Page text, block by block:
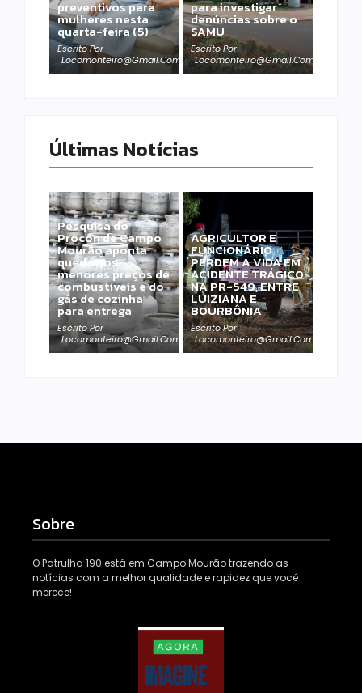
preventivos para
mulheres nesta
quarta-feira (5)
Escrito Por
Locomonteiro@gmail.com
para investigar
denúncias sobre o
SAMU
Escrito Por
Locomonteiro@gmail.com
Últimas Notícias
Pesquisa do
Procon de Campo
Mourão aponta
queda nos
menores preços de
combustíveis e do
gás de cozinha
para entrega
Escrito Por
Locomonteiro@gmail.com
AGRICULTOR E
FUNCIONÁRIO
PERDEM A VIDA EM
ACIDENTE TRÁGICO
NA PR-549, ENTRE
LUIZIANA E
BOURBÔNIA
Escrito Por
Locomonteiro@gmail.com
Sobre
O Patrulha 190 está em Campo Mourão trazendo as
notícias com a melhor qualidade e rapidez que você
merece!